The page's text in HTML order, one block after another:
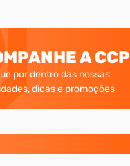
A CCP
por dentro das nossas
dicas e promoções